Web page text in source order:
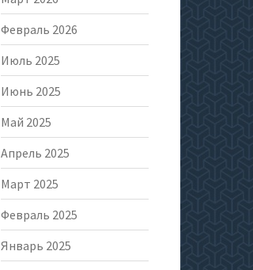
Февраль 2026
Июль 2025
Июнь 2025
Май 2025
Апрель 2025
Март 2025
Февраль 2025
Январь 2025